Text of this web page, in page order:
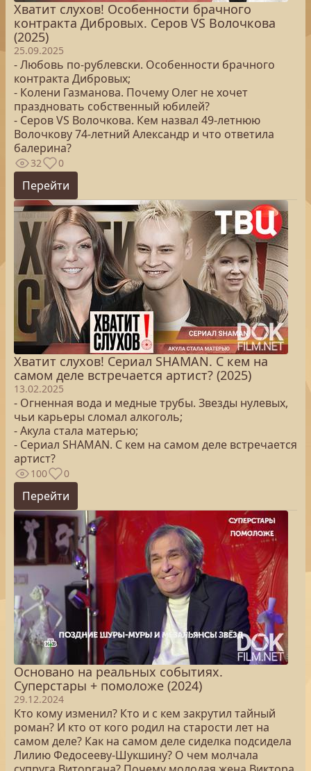
Хватит слухов! Особенности брачного
контракта Дибровых. Серов VS Волочкова
(2025)
25.09.2025
- Любовь по-рублевски. Особенности брачного
контракта Дибровых;
- Колени Газманова. Почему Олег не хочет
праздновать собственный юбилей?
- Серов VS Волочкова. Кем назвал 49-летнюю
Волочкову 74-летний Александр и что ответила
балерина?
32 0
Перейти
Хватит слухов! Сериал SHAMAN. С кем на
самом деле встречается артист? (2025)
13.02.2025
- Огненная вода и медные трубы. Звезды нулевых,
чьи карьеры сломал алкоголь;
- Акула стала матерью;
- Сериал SHAMAN. С кем на самом деле встречается
артист?
100 0
Перейти
Основано на реальных событиях.
Суперстары + помоложе (2024)
29.12.2024
Кто кому изменил? Кто и с кем закрутил тайный
роман? И кто от кого родил на старости лет на
самом деле? Как на самом деле сиделка подсидела
Лилию Федосееву-Шукшину? О чем молчала